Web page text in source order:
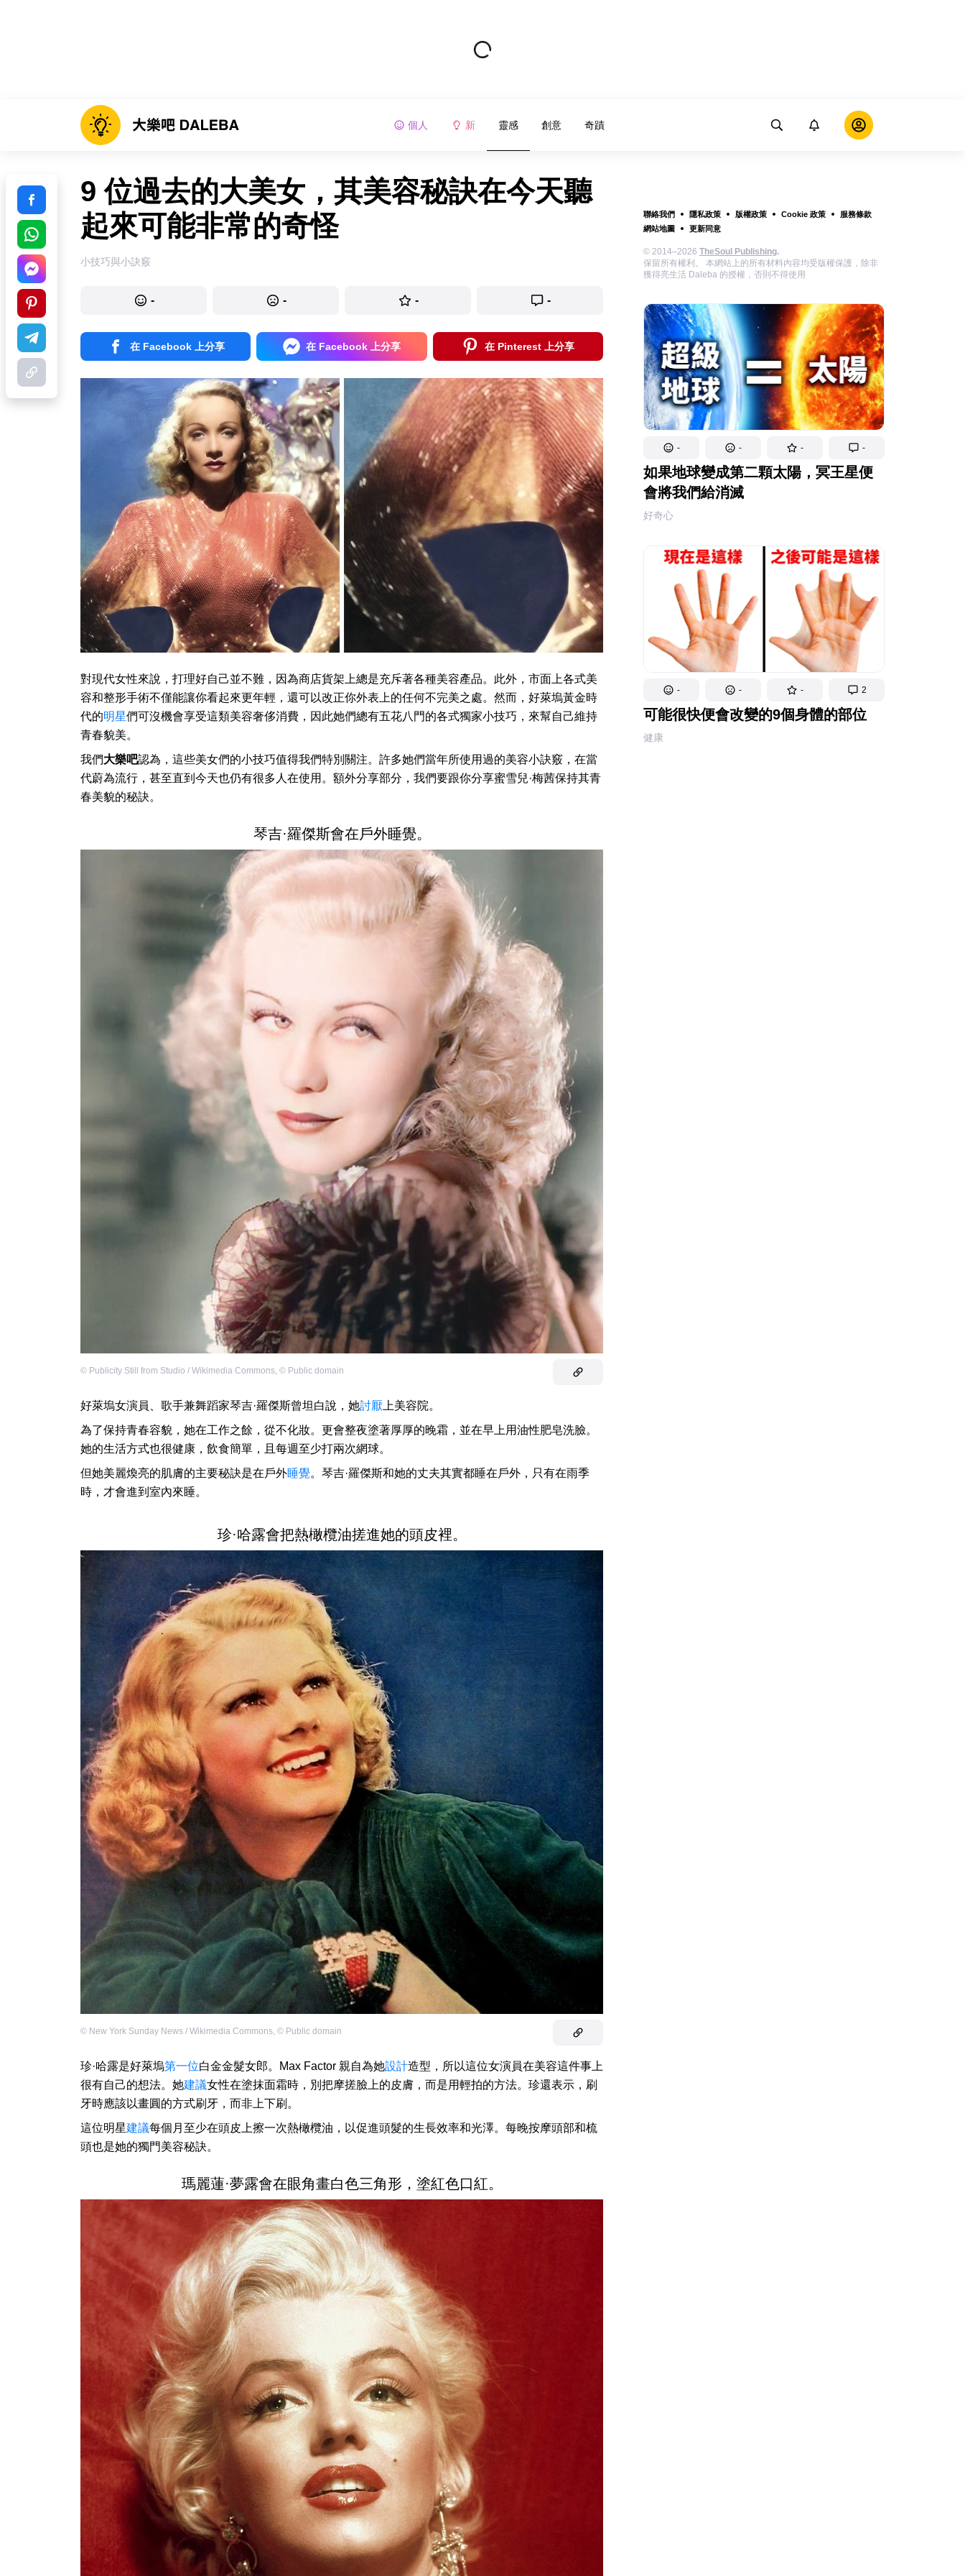
個人 新 靈感 創意 奇蹟
聯絡我們 隱私政策 版權政策 Cookie 政策
服務條款
網站地圖
更新同意
© 2014–2026 TheSoul Publishing.
保留所有權利。 本網站上的所有材料內容均受版權保護，除非
獲得亮生活 Daleba 的授權，否則不得使用
- - - -
如果地球變成第二顆太陽，冥王星便
會將我們給消滅
好奇心
- - - 2
可能很快便會改變的9個身體的部位
健康
9 位過去的大美女，其美容秘訣在今天聽
起來可能非常的奇怪
小技巧與小訣竅
- - - -
在 Facebook 上分享 在 Facebook 上分享 在 Pinterest 上分享
對現代女性來說，打理好自己並不難，因為商店貨架上總是充斥著各種美容產品。此外，市面上各式美
容和整形手術不僅能讓你看起來更年輕，還可以改正你外表上的任何不完美之處。然而，好萊塢黃金時
代的明星們可沒機會享受這類美容奢侈消費，因此她們總有五花八門的各式獨家小技巧，來幫自己維持
青春貌美。
我們大樂吧認為，這些美女們的小技巧值得我們特別關注。許多她們當年所使用過的美容小訣竅，在當
代蔚為流行，甚至直到今天也仍有很多人在使用。額外分享部分，我們要跟你分享蜜雪兒·梅茜保持其青
春美貌的秘訣。
琴吉·羅傑斯會在戶外睡覺。
© Publicity Still from Studio / Wikimedia Commons, © Public domain
好萊塢女演員、歌手兼舞蹈家琴吉·羅傑斯曾坦白說，她討厭 上美容院。
為了保持青春容貌，她在工作之餘，從不化妝。更會整夜塗著厚厚的晚霜，並在早上用油性肥皂洗臉。
她的生活方式也很健康，飲食簡單，且每週至少打兩次網球。
但她美麗煥亮的肌膚的主要秘訣是在戶外睡覺。琴吉·羅傑斯和她的丈夫其實都睡在戶外，只有在雨季
時，才會進到室內來睡。
珍·哈露會把熱橄欖油搓進她的頭皮裡。
© New York Sunday News / Wikimedia Commons, © Public domain
珍·哈露是好萊塢第一位白金金髮女郎。Max Factor 親自為她設計造型，所以這位女演員在美容這件事上
很有自己的想法。她建議女性在塗抹面霜時，別把摩搓臉上的皮膚，而是用輕拍的方法。珍還表示，刷
牙時應該以畫圓的方式刷牙，而非上下刷。
這位明星建議每個月至少在頭皮上擦一次熱橄欖油，以促進頭髮的生長效率和光澤。每晚按摩頭部和梳
頭也是她的獨門美容秘訣。
瑪麗蓮·夢露會在眼角畫白色三角形，塗紅色口紅。